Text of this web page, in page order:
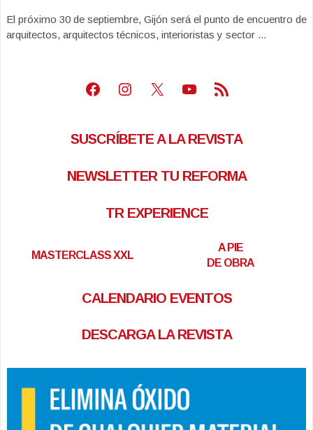
El próximo 30 de septiembre, Gijón será el punto de encuentro de
arquitectos, arquitectos técnicos, interioristas y sector ...
Facebook
Instagram
X Youtube
Feed RSS
SUSCRÍBETE A LA REVISTA
NEWSLETTER TU REFORMA
TR EXPERIENCE
MASTERCLASS XXL
A PIE
DE OBRA
CALENDARIO EVENTOS
DESCARGA LA REVISTA